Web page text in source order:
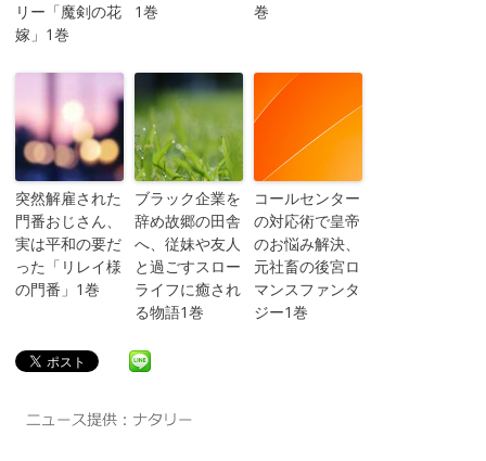
リー「魔剣の花
嫁」1巻
1巻
巻
突然解雇された
門番おじさん、
実は平和の要だ
った「リレイ様
の門番」1巻
ブラック企業を
辞め故郷の田舎
へ、従妹や友人
と過ごすスロー
ライフに癒され
る物語1巻
コールセンター
の対応術で皇帝
のお悩み解決、
元社畜の後宮ロ
マンスファンタ
ジー1巻